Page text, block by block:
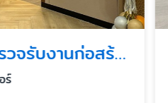
บริการตรวจรับงานก่อสร้างโดยวิศวกร
ร์